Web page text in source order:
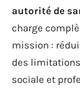
autorité de
charge
mission :
des
sociale et